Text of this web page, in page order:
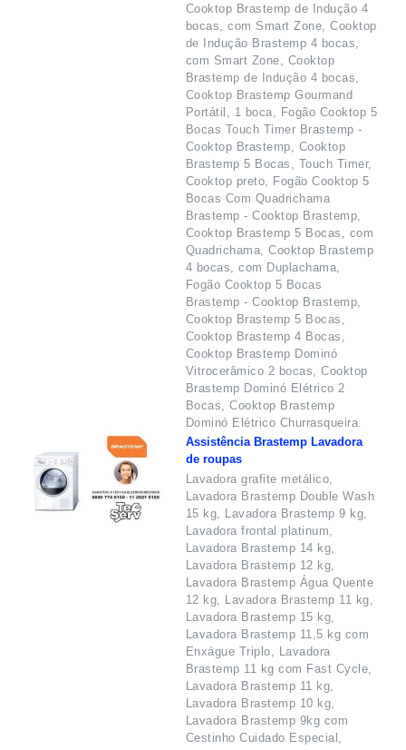
Cooktop Brastemp de Indução 4
bocas, com Smart Zone, Cooktop
de Indução Brastemp 4 bocas,
com Smart Zone, Cooktop
Brastemp de Indução 4 bocas,
Cooktop Brastemp Gourmand
Portátil, 1 boca, Fogão Cooktop 5
Bocas Touch Timer Brastemp -
Cooktop Brastemp, Cooktop
Brastemp 5 Bocas, Touch Timer,
Cooktop preto, Fogão Cooktop 5
Bocas Com Quadrichama
Brastemp - Cooktop Brastemp,
Cooktop Brastemp 5 Bocas, com
Quadrichama, Cooktop Brastemp
4 bocas, com Duplachama,
Fogão Cooktop 5 Bocas
Brastemp - Cooktop Brastemp,
Cooktop Brastemp 5 Bocas,
Cooktop Brastemp 4 Bocas,
Cooktop Brastemp Dominó
Vitrocerâmico 2 bocas, Cooktop
Brastemp Dominó Elétrico 2
Bocas, Cooktop Brastemp
Dominó Elétrico Churrasqueira.
Assistência Brastemp Lavadora
de roupas
Lavadora grafite metálico,
Lavadora Brastemp Double Wash
15 kg, Lavadora Brastemp 9 kg,
Lavadora frontal platinum,
Lavadora Brastemp 14 kg,
Lavadora Brastemp 12 kg,
Lavadora Brastemp Água Quente
12 kg, Lavadora Brastemp 11 kg,
Lavadora Brastemp 15 kg,
Lavadora Brastemp 11,5 kg com
Enxágue Triplo, Lavadora
Brastemp 11 kg com Fast Cycle,
Lavadora Brastemp 11 kg,
Lavadora Brastemp 10 kg,
Lavadora Brastemp 9kg com
Cestinho Cuidado Especial,